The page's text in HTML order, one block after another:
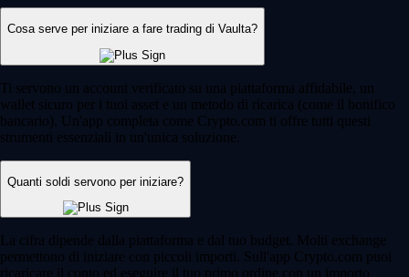
Cosa serve per iniziare a fare trading di Vaulta?
Ti servono un account verificato su una piattaforma affidabile, un
wallet sicuro per i tuoi asset e un metodo di ricarica (come il bonifico
bancario). Un'app completa come Crypto.com ti offre tutti questi
strumenti essenziali in un'unica soluzione.
Quanti soldi servono per iniziare?
La cifra dipende dalla piattaforma e dal tuo budget. Molti exchange
permettono di iniziare con piccoli importi. Sull'app Crypto.com puoi
ricaricare il conto ed eseguire il tuo primo ordine con un importo